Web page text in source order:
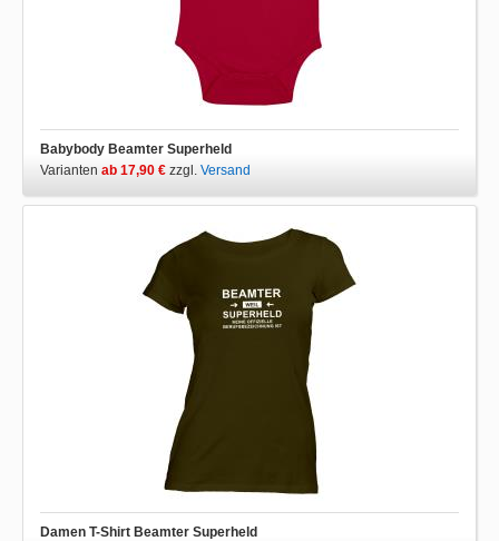
Babybody Beamter Superheld
Varianten ab 17,90 € zzgl. Versand
Damen T-Shirt Beamter Superheld